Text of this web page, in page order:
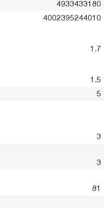
4933433180
4002395244010
1.7
1.5
5
3
3
81